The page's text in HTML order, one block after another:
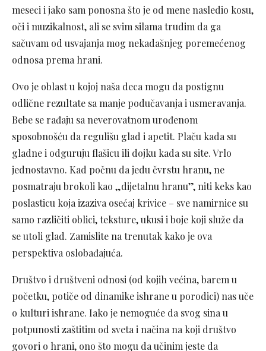
meseci i jako sam ponosna što je od mene nasledio kosu,
oči i muzikalnost, ali se svim silama trudim da ga
sačuvam od usvajanja mog nekadašnjeg poremećenog
odnosa prema hrani.
Ovo je oblast u kojoj naša deca mogu da postignu
odlične rezultate sa manje podučavanja i usmeravanja.
Bebe se rađaju sa neverovatnom urođenom
sposobnošću da regulišu glad i apetit. Plaču kada su
gladne i odguruju flašicu ili dojku kada su site. Vrlo
jednostavno. Kad počnu da jedu čvrstu hranu, ne
posmatraju brokoli kao „dijetalnu hranu”, niti keks kao
poslasticu koja izaziva osećaj krivice – sve namirnice su
samo različiti oblici, teksture, ukusi i boje koji služe da
se utoli glad. Zamislite na trenutak kako je ova
perspektiva oslobađajuća.
Društvo i društveni odnosi (od kojih većina, barem u
početku, potiče od dinamike ishrane u porodici) nas uče
o kulturi ishrane. Iako je nemoguće da svog sina u
potpunosti zaštitim od sveta i načina na koji društvo
govori o hrani, ono što mogu da učinim jeste da